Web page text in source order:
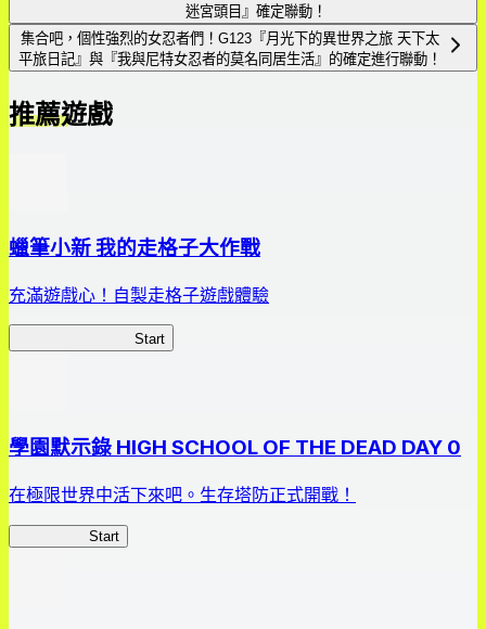
迷宮頭目』確定聯動！
集合吧，個性強烈的女忍者們！G123『月光下的異世界之旅 天下太
平旅日記』與『我與尼特女忍者的莫名同居生活』的確定進行聯動！
推薦遊戲
蠟筆小新 我的走格子大作戰
充滿遊戲心！自製走格子遊戲體驗
Start
學園默示錄 HIGH SCHOOL OF THE DEAD DAY 0
在極限世界中活下來吧。生存塔防正式開戰！
Start